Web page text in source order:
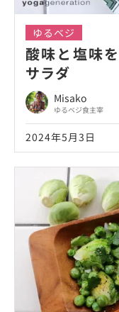
ゆるベジ
酸味と塩味
サラダ
Misako
ゆるベジ食主宰
2024年5月3日